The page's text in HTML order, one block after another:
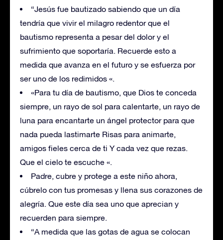
“Jesús fue bautizado sabiendo que un día
tendría que vivir el milagro redentor que el
bautismo representa a pesar del dolor y el
sufrimiento que soportaría. Recuerde esto a
medida que avanza en el futuro y se esfuerza por
ser uno de los redimidos «.
«Para tu día de bautismo, que Dios te conceda
siempre, un rayo de sol para calentarte, un rayo de
luna para encantarte un ángel protector para que
nada pueda lastimarte Risas para animarte,
amigos fieles cerca de ti Y cada vez que rezas.
Que el cielo te escuche «.
Padre, cubre y protege a este niño ahora,
cúbrelo con tus promesas y llena sus corazones de
alegría. Que este día sea uno que aprecian y
recuerden para siempre.
“A medida que las gotas de agua se colocan